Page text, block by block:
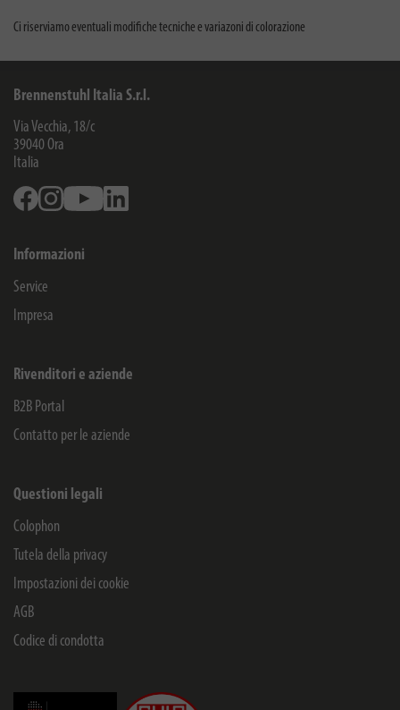
Ci riserviamo eventuali modifiche tecniche e variazoni di colorazione
Brennenstuhl Italia S.r.l.
Via Vecchia, 18/c
39040Ora
Italia
FacebookInstagramYoutube
Informazioni
Service
Impresa
Rivenditori e aziende
B2B Portal
Contatto per le aziende
Questioni legali
Colophon
Tutela della privacy
Impostazioni dei cookie
AGB
Codice di condotta